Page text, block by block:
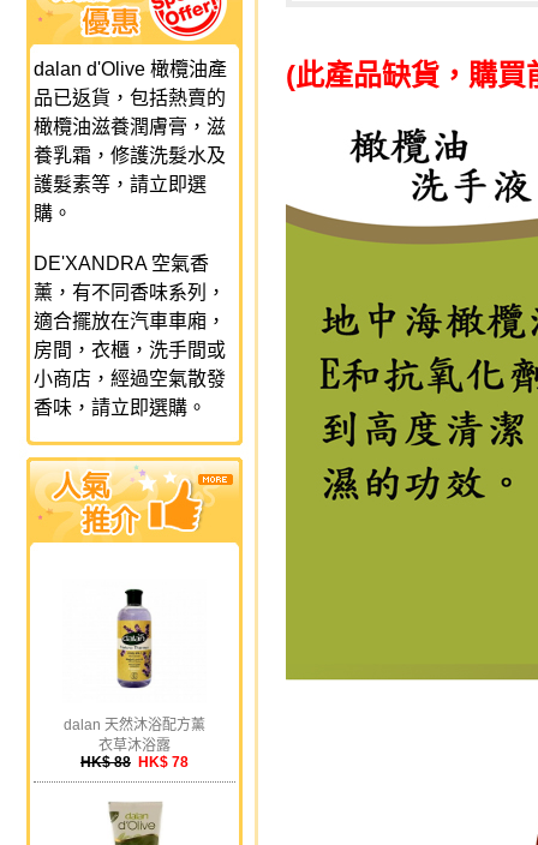
dalan d'Olive 橄欖油產
品已返貨，包括熱賣的
橄欖油滋養潤膚膏，滋
養乳霜，修護洗髮水及
護髮素等，請立即選
購。
DE'XANDRA 空氣香
薰，有不同香味系列，
適合擺放在汽車車廂，
房間，衣櫃，洗手間或
小商店，經過空氣散發
香味，請立即選購。
dalan 天然沐浴配方薰
衣草沐浴露
HK$ 88 HK$ 78
(此產品缺貨，購